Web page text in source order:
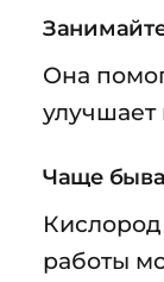
Она
Чаще
работы